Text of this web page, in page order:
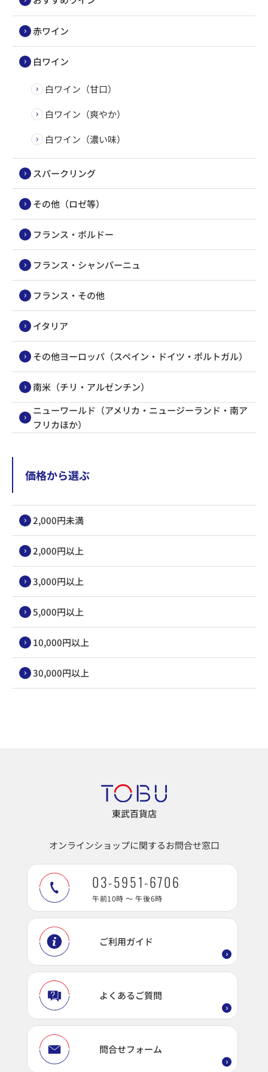
赤ワイン
白ワイン
白ワイン（甘口）
白ワイン（爽やか）
白ワイン（濃い味）
スパークリング
その他（ロゼ等）
フランス・ボルドー
フランス・シャンパーニュ
フランス・その他
イタリア
その他ヨーロッパ（スペイン・ドイツ・ポルトガル）
南米（チリ・アルゼンチン）
ニューワールド（アメリカ・ニュージーランド・南ア
フリカほか）
価格から選ぶ
2,000円未満
2,000円以上
3,000円以上
5,000円以上
10,000円以上
30,000円以上
東武百貨店
オンラインショップに関するお問合せ窓口
03-5951-6706
午前10時 ～ 午後6時
ご利用ガイド
よくあるご質問
問合せフォーム